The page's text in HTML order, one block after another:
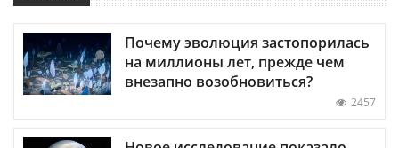
Почему эволюция застопорилась
на миллионы лет, прежде чем
внезапно возобновиться?
2457